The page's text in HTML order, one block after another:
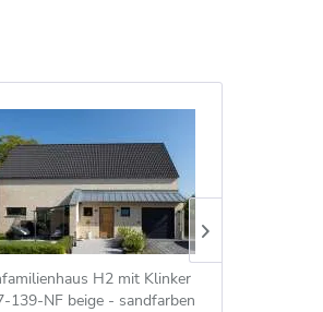
H2 mit Klinker
139-NF beige - sandfarben